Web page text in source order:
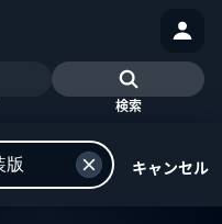
検索
キャンセル